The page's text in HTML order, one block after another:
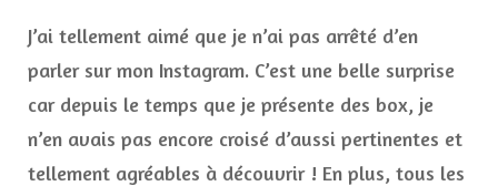
J’ai tellement aimé que je n’ai pas arrêté d’en
parler sur mon Instagram. C’est une belle surprise
car depuis le temps que je présente des box, je
n’en avais pas encore croisé d’aussi pertinentes et
tellement agréables à découvrir ! En plus, tous les